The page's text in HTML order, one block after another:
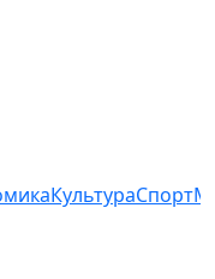
КультураСпорт